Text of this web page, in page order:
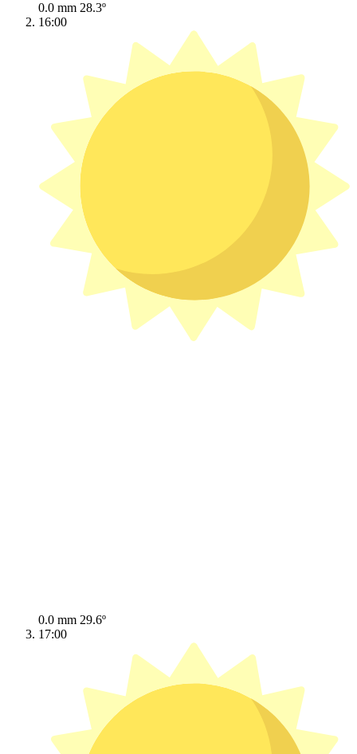
0.0 mm 28.3º
16:00
0.0 mm 29.6º
17:00